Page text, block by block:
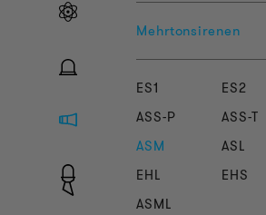
Mehrtonsirenen
ES1
ES2
ASS-P
ASS-T
ASM
ASL
EHL
EHS
ASML